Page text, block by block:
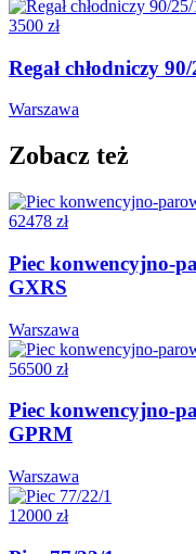
3500 zł
Regał chłodniczy 90/
Warszawa
Zobacz też
62478 zł
Piec konwencyjno-
GXRS
Warszawa
56500 zł
Piec konwencyjno-
GPRM
Warszawa
12000 zł